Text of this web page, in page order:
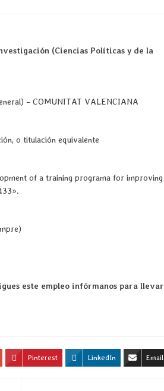
(Ciencias Políticas y de la
– COMUNITAT VALENCIANA
o titulación equivalente
of a training programa for
este empleo infórmanos para
Pinterest LinkedIn Email